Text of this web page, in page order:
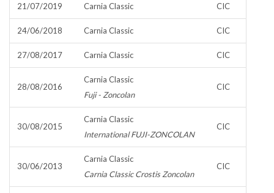
21/07/2019 Carnia Classic CIC
24/06/2018 Carnia Classic CIC
27/08/2017 Carnia Classic CIC
28/08/2016
Carnia Classic
Fuji - Zoncolan
CIC
30/08/2015
Carnia Classic
International FUJI-ZONCOLAN
CIC
30/06/2013
Carnia Classic
Carnia Classic Crostis Zoncolan
CIC